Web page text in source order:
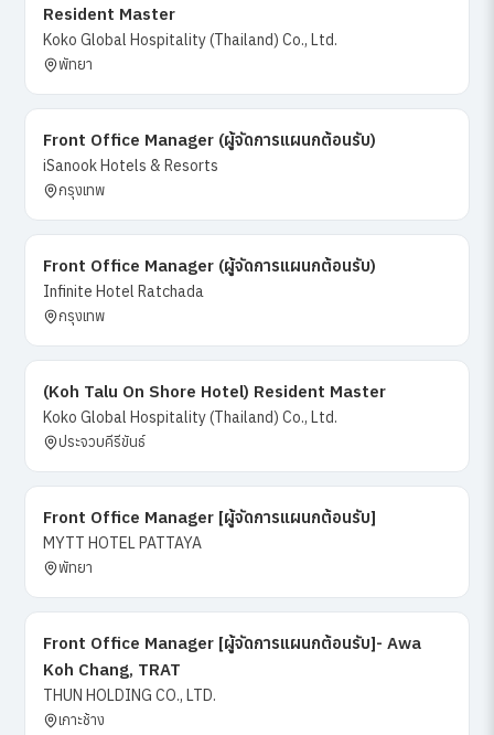
Resident Master
Koko Global Hospitality (Thailand) Co., Ltd.
พัทยา
Front Office Manager (ผู้จัดการแผนกต้อนรับ)
iSanook Hotels & Resorts
กรุงเทพ
Front Office Manager (ผู้จัดการแผนกต้อนรับ)
Infinite Hotel Ratchada
กรุงเทพ
(Koh Talu On Shore Hotel) Resident Master
Koko Global Hospitality (Thailand) Co., Ltd.
ประจวบคีรีขันธ์
Front Office Manager [ผู้จัดการแผนกต้อนรับ]
MYTT HOTEL PATTAYA
พัทยา
Front Office Manager [ผู้จัดการแผนกต้อนรับ]- Awa
Koh Chang, TRAT
THUN HOLDING CO., LTD.
เกาะช้าง